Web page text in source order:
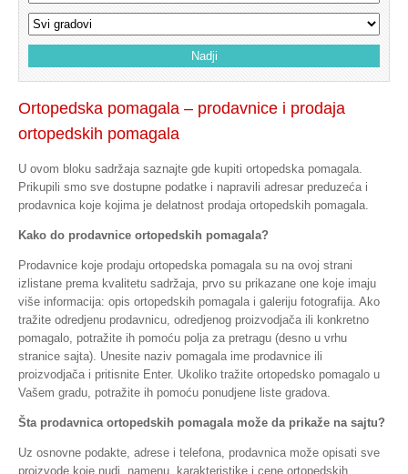
Ortopedska pomagala – prodavnice i prodaja
ortopedskih pomagala
U ovom bloku sadržaja saznajte gde kupiti ortopedska pomagala.
Prikupili smo sve dostupne podatke i napravili adresar preduzeća i
prodavnica koje kojima je delatnost prodaja ortopedskih pomagala.
Kako do prodavnice ortopedskih pomagala?
Prodavnice koje prodaju ortopedska pomagala su na ovoj strani
izlistane prema kvalitetu sadržaja, prvo su prikazane one koje imaju
više informacija: opis ortopedskih pomagala i galeriju fotografija. Ako
tražite odredjenu prodavnicu, odredjenog proizvodjača ili konkretno
pomagalo, potražite ih pomoću polja za pretragu (desno u vrhu
stranice sajta). Unesite naziv pomagala ime prodavnice ili
proizvodjača i pritisnite Enter. Ukoliko tražite ortopedsko pomagalo u
Vašem gradu, potražite ih pomoću ponudjene liste gradova.
Šta prodavnica ortopedskih pomagala može da prikaže na sajtu?
Uz osnovne podakte, adrese i telefona, prodavnica može opisati sve
proizvode koje nudi, namenu, karakteristike i cene ortopedskih